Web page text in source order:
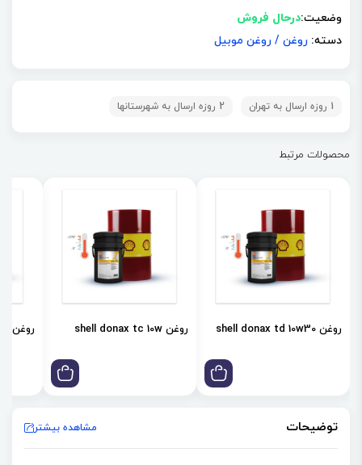
وضعیت:درحال فروش
دسته: روغن / روغن موبیل
1 روزه ارسال به تهران 2 روزه ارسال به شهرستانها
محصولات مرتبط
روغن shell donax td 10w30 روغن shell donax tc 10w روغن shell donax td 85w
توضیحات مشاهده بیشتر